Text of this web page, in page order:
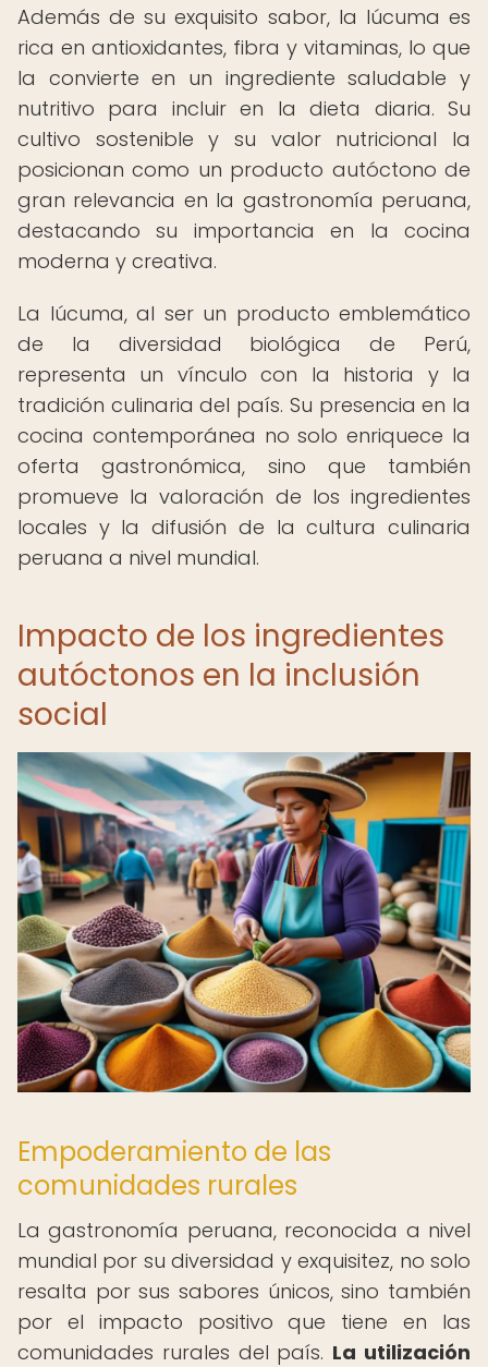
Además de su exquisito sabor, la lúcuma es
rica en antioxidantes, fibra y vitaminas, lo que
la convierte en un ingrediente saludable y
nutritivo para incluir en la dieta diaria. Su
cultivo sostenible y su valor nutricional la
posicionan como un producto autóctono de
gran relevancia en la gastronomía peruana,
destacando su importancia en la cocina
moderna y creativa.
La lúcuma, al ser un producto emblemático
de la diversidad biológica de Perú,
representa un vínculo con la historia y la
tradición culinaria del país. Su presencia en la
cocina contemporánea no solo enriquece la
oferta gastronómica, sino que también
promueve la valoración de los ingredientes
locales y la difusión de la cultura culinaria
peruana a nivel mundial.
Impacto de los ingredientes
autóctonos en la inclusión
social
Empoderamiento de las
comunidades rurales
La gastronomía peruana, reconocida a nivel
mundial por su diversidad y exquisitez, no solo
resalta por sus sabores únicos, sino también
por el impacto positivo que tiene en las
comunidades rurales del país. La utilización